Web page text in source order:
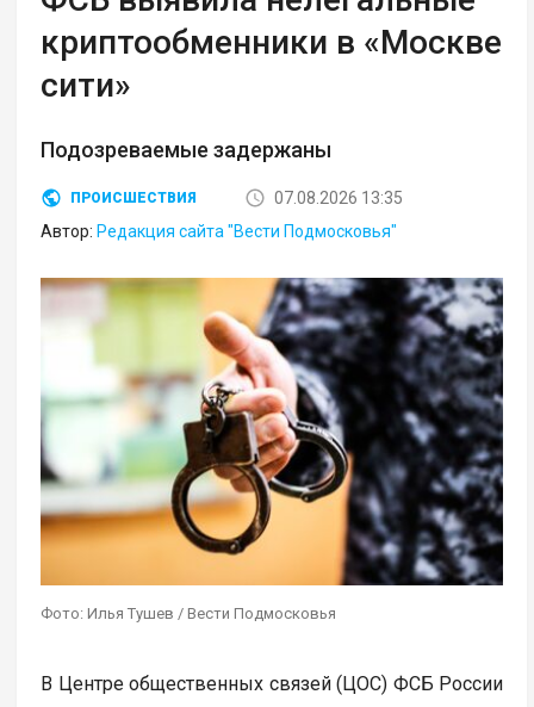
криптообменники в «Москве
сити»
Подозреваемые задержаны
ПРОИСШЕСТВИЯ
07.08.2026 13:35
Автор: Редакция сайта "Вести Подмосковья"
Фото: Илья Тушев / Вести Подмосковья
В Центре общественных связей (ЦОС) ФСБ России